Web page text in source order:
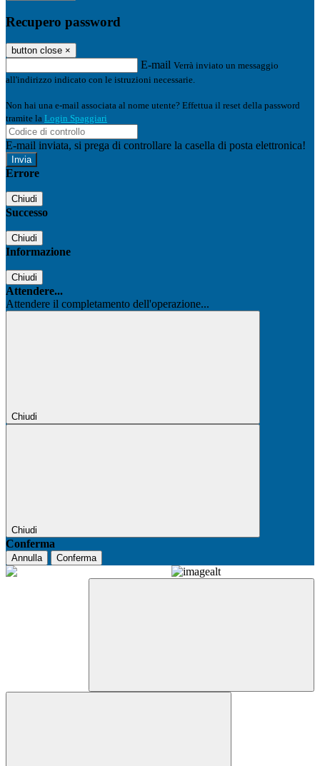
Recupero password
button close ×
E-mail Verrà inviato un messaggio
all'indirizzo indicato con le istruzioni necessarie.
Non hai una e-mail associata al nome utente? Effettua il reset della password
tramite la Login Spaggiari
E-mail inviata, si prega di controllare la casella di posta elettronica!
Errore
Chiudi
Successo
Chiudi
Informazione
Chiudi
Attendere...
Attendere il completamento dell'operazione...
Chiudi
Chiudi
Conferma
Annulla Conferma